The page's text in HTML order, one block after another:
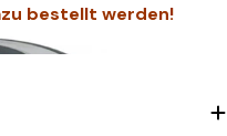
bestellt werden!